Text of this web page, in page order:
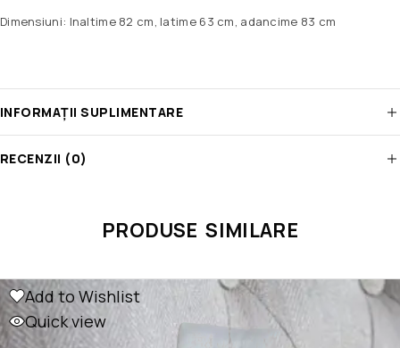
Dimensiuni: Inaltime 82 cm, latime 63 cm, adancime 83 cm
INFORMAȚII SUPLIMENTARE
RECENZII (0)
PRODUSE SIMILARE
Add to Wishlist
Quick view